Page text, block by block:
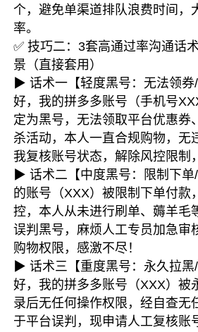
个，避免单渠道排队浪费时间，
率。
✅ 技巧二：3套高通过率沟通话
景（直接套用）
▶ 话术一【轻度黑号：无法领券
好，我的拼多多账号（手机号
定为黑号，无法领取平台优惠券
杀活动，本人一直合规购物，无
我复核账号状态，解除风控限制
▶ 话术二【中度黑号：限制下
的账号（XXX）被限制下单付款
控，本人从未进行刷单、薅羊毛
误判黑号，麻烦人工专员加急审
购物权限，感激不尽！
▶ 话术三【重度黑号：永久拉黑
好，我的拼多多账号（XXX）被
录后无任何操作权限，经自查无
于平台误判，现申请人工复核账